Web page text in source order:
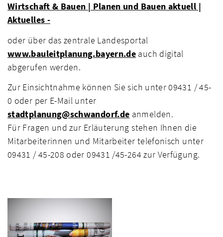
Wirtschaft & Bauen | Planen und Bauen aktuell |
Aktuelles -
oder über das zentrale Landesportal
www.bauleitplanung.bayern.de auch digital
abgerufen werden.
Zur Einsichtnahme können Sie sich unter 09431 / 45-
0 oder per E-Mail unter
stadtplanung@schwandorf.de anmelden.
Für Fragen und zur Erläuterung stehen Ihnen die
Mitarbeiterinnen und Mitarbeiter telefonisch unter
09431 / 45-208 oder 09431 /45-264 zur Verfügung.